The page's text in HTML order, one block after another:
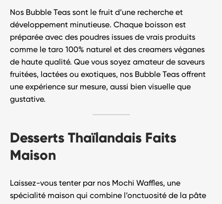
Nos Bubble Teas sont le fruit d’une recherche et
développement minutieuse. Chaque boisson est
préparée avec des poudres issues de vrais produits
comme le taro 100% naturel et des creamers véganes
de haute qualité. Que vous soyez amateur de saveurs
fruitées, lactées ou exotiques, nos Bubble Teas offrent
une expérience sur mesure, aussi bien visuelle que
gustative.
Desserts Thaïlandais Faits
Maison
Laissez-vous tenter par nos Mochi Waffles, une
spécialité maison qui combine l’onctuosité de la pâte